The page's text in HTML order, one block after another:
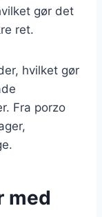
gør det
ret.
hvilket gør
Fra porzo
med